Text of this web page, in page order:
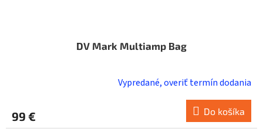
DV Mark Multiamp Bag
Vypredané, overiť termín dodania
99 € Do košíka